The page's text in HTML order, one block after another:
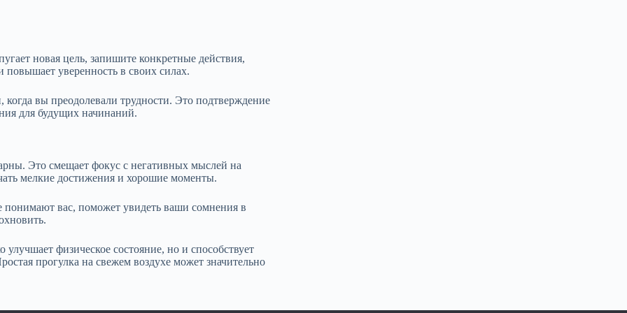
новая цель, запишите конкретные действия,
повышает уверенность в своих силах.
вы преодолевали трудности. Это подтверждение
для будущих начинаний.
Это смещает фокус с негативных мыслей на
мелкие достижения и хорошие моменты.
вас, поможет увидеть ваши сомнения в
физическое состояние, но и способствует
прогулка на свежем воздухе может значительно